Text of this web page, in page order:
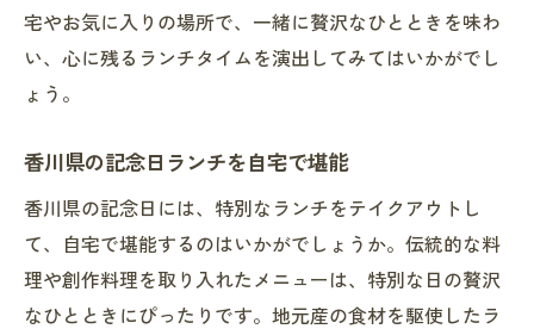
宅やお気に入りの場所で、一緒に贅沢なひとときを味わ
い、心に残るランチタイムを演出してみてはいかがでし
ょう。
香川県の記念日ランチを自宅で堪能
香川県の記念日には、特別なランチをテイクアウトし
て、自宅で堪能するのはいかがでしょうか。伝統的な料
理や創作料理を取り入れたメニューは、特別な日の贅沢
なひとときにぴったりです。地元産の食材を駆使したラ